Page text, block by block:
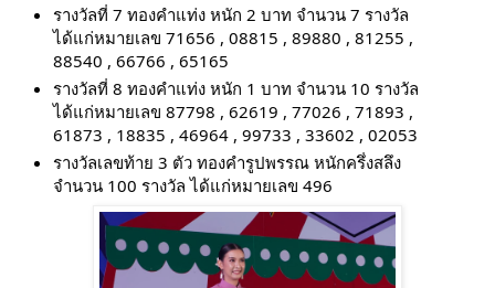
รางวัลที่ 7 ทองคำแท่ง หนัก 2 บาท จำนวน 7 รางวัล
ได้แก่หมายเลข 71656 , 08815 , 89880 , 81255 ,
88540 , 66766 , 65165
รางวัลที่ 8 ทองคำแท่ง หนัก 1 บาท จำนวน 10 รางวัล
ได้แก่หมายเลข 87798 , 62619 , 77026 , 71893 ,
61873 , 18835 , 46964 , 99733 , 33602 , 02053
รางวัลเลขท้าย 3 ตัว ทองคำรูปพรรณ หนักครึ่งสลึง
จำนวน 100 รางวัล ได้แก่หมายเลข 496